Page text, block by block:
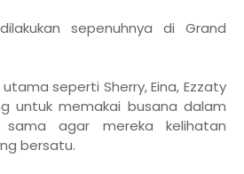
sepenuhnya di Grand
seperti Sherry, Eina, Ezzaty
untuk memakai busana dalam
agar mereka kelihatan
bersatu.